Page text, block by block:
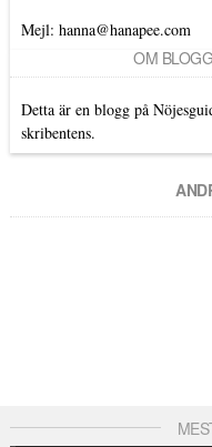
Mejl: hanna@hanapee.com
OM
Detta är en blogg på
skribentens.